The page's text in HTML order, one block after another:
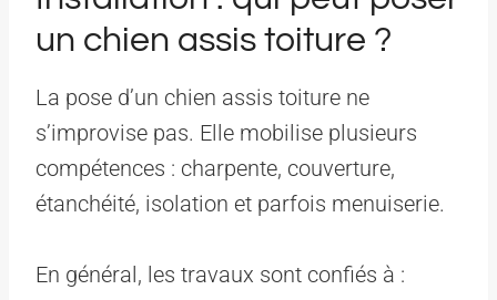
un chien assis toiture ?
La pose d’un chien assis toiture ne
s’improvise pas. Elle mobilise plusieurs
compétences : charpente, couverture,
étanchéité, isolation et parfois menuiserie.
En général, les travaux sont confiés à :